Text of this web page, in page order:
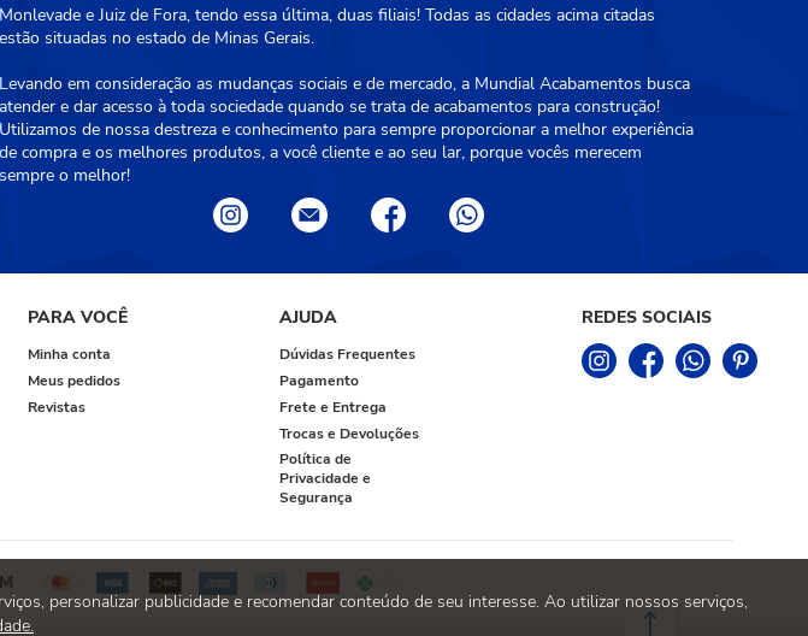
Monlevade e Juiz de Fora, tendo essa última, duas filiais! Todas as cidades acima citadas
estão situadas no estado de Minas Gerais.
Levando em consideração as mudanças sociais e de mercado, a Mundial Acabamentos busca
atender e dar acesso à toda sociedade quando se trata de acabamentos para construção!
Utilizamos de nossa destreza e conhecimento para sempre proporcionar a melhor experiência
de compra e os melhores produtos, a você cliente e ao seu lar, porque vocês merecem
sempre o melhor!
PARA VOCÊ
Minha conta
Meus pedidos
Revistas
AJUDA
Dúvidas Frequentes
Pagamento
Frete e Entrega
Trocas e Devoluções
Política de
Privacidade e
Segurança
REDES SOCIAIS
personalizar publicidade e recomendar conteúdo de seu interesse. Ao utilizar nossos serviços,